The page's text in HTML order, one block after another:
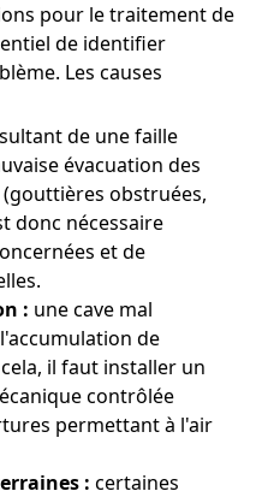
pour le traitement de
de identifier
Les causes
de une faille
évacuation des
obstruées,
donc nécessaire
et de
: une cave mal
de
il faut installer un
contrôlée
permettant à l'air
: certaines